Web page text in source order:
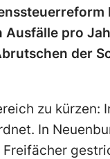
Ausfälle pro
der
zu kürzen:
In